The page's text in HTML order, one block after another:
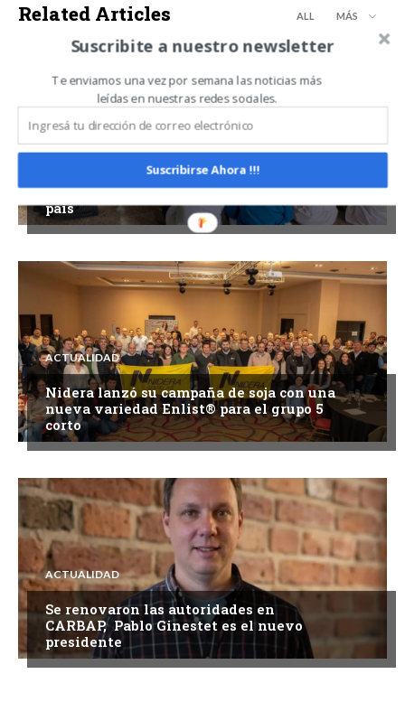
Related Articles ALL MÁS
ACTUALIDAD
SENASA refuerza la prevención de la
triquinosis con capacitaciones en todo el
país
ACTUALIDAD
Nidera lanzó su campaña de soja con una
nueva variedad Enlist® para el grupo 5
corto
ACTUALIDAD
Se renovaron las autoridades en
CARBAP, Pablo Ginestet es el nuevo
presidente
Suscribite a nuestro newsletter
Te enviamos una vez por semana las noticias más
leídas en nuestras redes sociales.
Suscribirse Ahora !!!